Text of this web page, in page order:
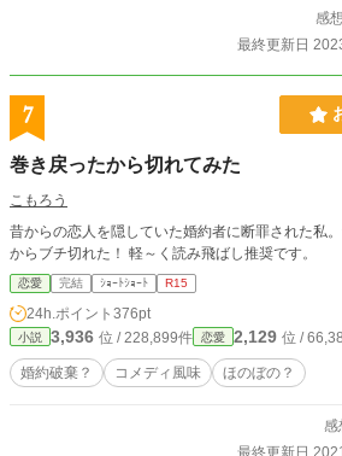
感
最終更新日
7
巻き戻ったから切れてみた
こもろう
昔からの恋人を隠していた婚約者に断罪された私
からブチ切れた！ 軽～く読み飛ばし推奨です。
恋愛 完結 ｼｮｰﾄｼｮｰﾄ R15
24h.ポイント 376pt
小説 3,936 位 / 228,899件 恋愛 2,129 位 /
婚約破棄？ コメディ風味 ほのぼの？
感
最終更新日